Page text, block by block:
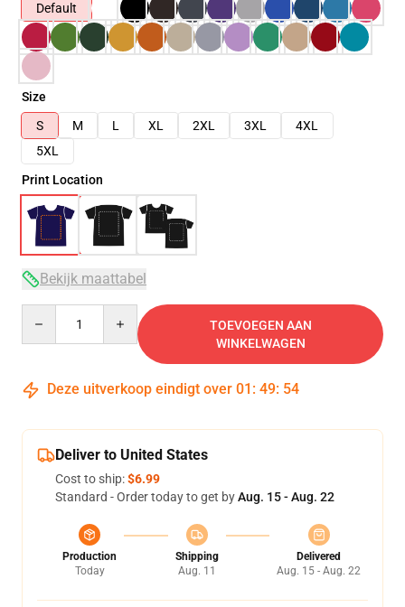
Default
Size
S
M L XL 2XL 3XL
4XL
5XL
Print Location
Bekijk maattabel
TOEVOEGEN AAN
WINKELWAGEN
Deze uitverkoop eindigt over 01 : 49: 54
Deliver to United States
Cost to ship:$6.99
Standard - Order today to get byAug. 15 - Aug. 22
Production
Today
Shipping
Aug. 11
Delivered
Aug. 15 - Aug. 22